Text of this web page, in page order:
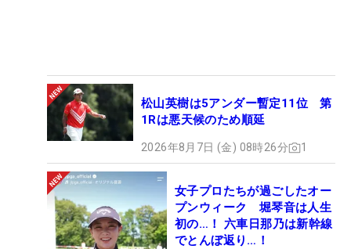
2021年大会。渋野日向子（左）とともにトロフィーを掲げた （撮影：
渋野選手は3年前、佐藤選手のことを「メンタルが
すごく強い。肝が据わっている」とそのポテンシャ
ルを高く評価した。「やっと1勝できた。これがス
タートライン」。殻を破り肝を据えた佐藤選手が、
松山英樹は5アンダー暫定11位 第
1Rは悪天候のため順延
2026年8月7日 (金) 08時26分 1
女子プロたちが過ごしたオー
プンウィーク 堀琴音は人生
初の…！ 六車日那乃は新幹線
でとんぼ返り…！